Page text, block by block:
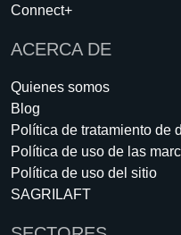
Connect+
ACERCA DE
Quienes somos
Blog
Política de tratamiento de
Política de uso de las
Política de uso del sitio
SAGRILAFT